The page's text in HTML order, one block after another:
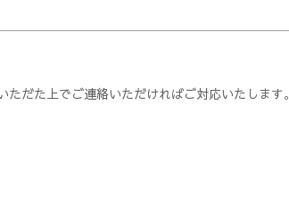
だた上でご連絡いただければご対応いたします。